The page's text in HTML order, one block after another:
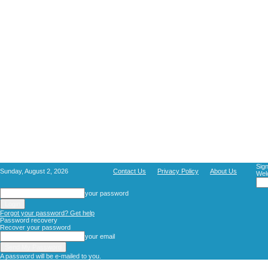
Sunday, August 2, 2026 Contact Us Privacy Policy About Us
your password
Forgot your password? Get help
Password recovery
Recover your password
your email
A password will be e-mailed to you.